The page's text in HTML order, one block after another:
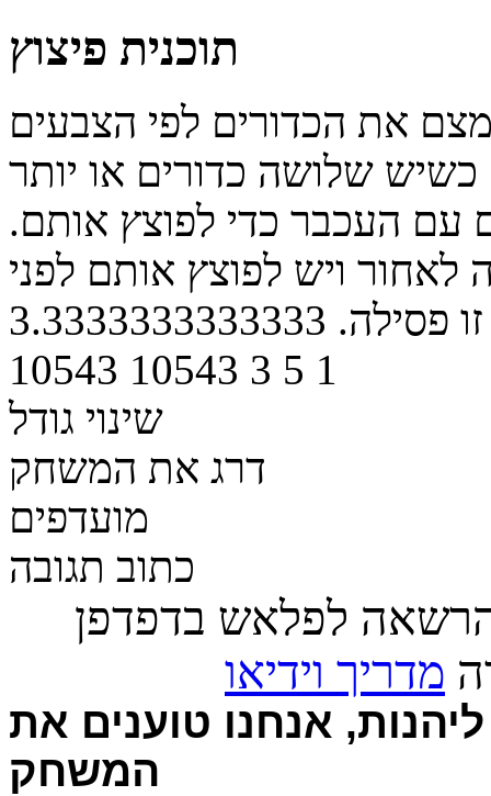
תוכנית פיצוץ
את הכדורים לפי הצבעים
כשיש שלושה כדורים או יותר
עם העכבר כדי לפוצץ אותם.
ויש לפוצץ אותם לפני
פסילה. 3.3333333333333
10543 10543 3 5 1
שינוי גודל
דרג את המשחק
מועדפים
כתוב תגובה
לפלאש בדפדפן
מדריך וידיאו
אנחנו טוענים את
המשחק